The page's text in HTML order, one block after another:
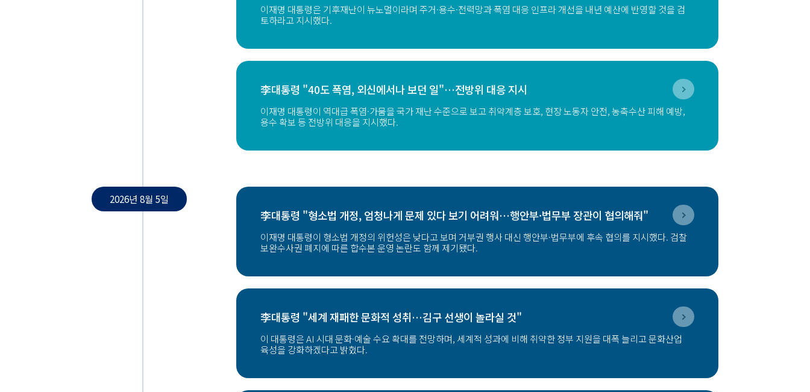
이재명 대통령은 기후재난이 뉴노멀이라며 주거·용수·전력망과 폭염 대응 인프라 개선을 내년 예산에 반영할 것을 검
토하라고 지시했다.
李대통령 "40도 폭염, 외신에서나 보던 일"…전방위 대응 지시
이재명 대통령이 역대급 폭염·가뭄을 국가 재난 수준으로 보고 취약계층 보호, 현장 노동자 안전, 농축수산 피해 예방,
용수 확보 등 전방위 대응을 지시했다.
2026년 8월 5일
李대통령 "형소법 개정, 엄청나게 문제 있다 보기 어려워…행안부·법무부 장관이 협의해줘"
이재명 대통령이 형소법 개정의 위헌성은 낮다고 보며 거부권 행사 대신 행안부·법무부에 후속 협의를 지시했다. 검찰
보완수사권 폐지에 따른 합수본 운영 논란도 함께 제기됐다.
李대통령 "세계 재패한 문화적 성취…김구 선생이 놀라실 것"
이 대통령은 AI 시대 문화·예술 수요 확대를 전망하며, 세계적 성과에 비해 취약한 정부 지원을 대폭 늘리고 문화산업
육성을 강화하겠다고 밝혔다.